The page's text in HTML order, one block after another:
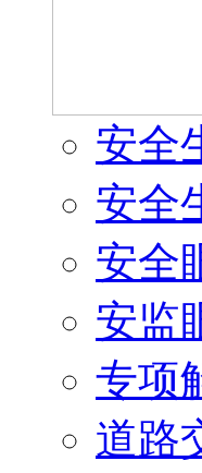
安全
安全
安全
安监
专项
道路